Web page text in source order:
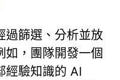
過篩選、分析並放
如，團隊開發一個
經驗知識的 AI